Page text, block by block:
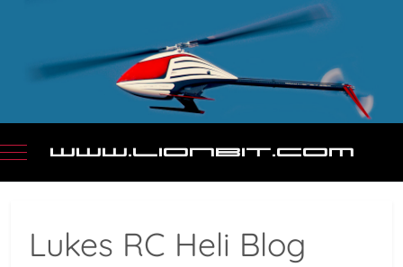
Mobile Menu Toggle
Lukes RC Heli Blog